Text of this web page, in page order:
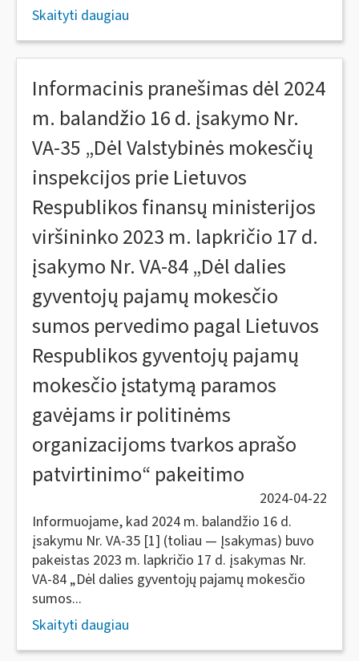
Skaityti daugiau
Informacinis pranešimas dėl 2024
m. balandžio 16 d. įsakymo Nr.
VA-35 „Dėl Valstybinės mokesčių
inspekcijos prie Lietuvos
Respublikos finansų ministerijos
viršininko 2023 m. lapkričio 17 d.
įsakymo Nr. VA-84 „Dėl dalies
gyventojų pajamų mokesčio
sumos pervedimo pagal Lietuvos
Respublikos gyventojų pajamų
mokesčio įstatymą paramos
gavėjams ir politinėms
organizacijoms tvarkos aprašo
patvirtinimo“ pakeitimo
2024-04-22
Informuojame, kad 2024 m. balandžio 16 d.
įsakymu Nr. VA-35 [1] (toliau — Įsakymas) buvo
pakeistas 2023 m. lapkričio 17 d. įsakymas Nr.
VA-84 „Dėl dalies gyventojų pajamų mokesčio
sumos...
Skaityti daugiau